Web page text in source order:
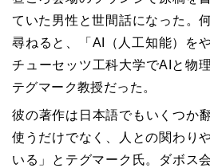
ていた男性と世間話になった。
尋ねると、「AI（人工知能）を
チューセッツ工科大学でAIと物
テグマーク教授だった。
彼の著作は日本語でもいくつか
使うだけでなく、人との関わり
いる」と テグマーク氏。ダボス